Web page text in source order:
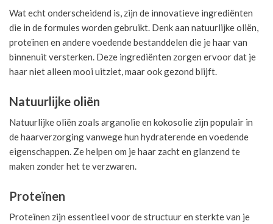
Wat echt onderscheidend is, zijn de innovatieve ingrediënten
die in de formules worden gebruikt. Denk aan natuurlijke oliën,
proteïnen en andere voedende bestanddelen die je haar van
binnenuit versterken. Deze ingrediënten zorgen ervoor dat je
haar niet alleen mooi uitziet, maar ook gezond blijft.
Natuurlijke oliën
Natuurlijke oliën zoals arganolie en kokosolie zijn populair in
de haarverzorging vanwege hun hydraterende en voedende
eigenschappen. Ze helpen om je haar zacht en glanzend te
maken zonder het te verzwaren.
Proteïnen
Proteïnen zijn essentieel voor de structuur en sterkte van je